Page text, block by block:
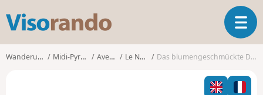
s
T
o
l
Wanderungen Midi-Pyrénées Aveyron Le Nayrac Das blumengeschmückte Dorf Nayrac